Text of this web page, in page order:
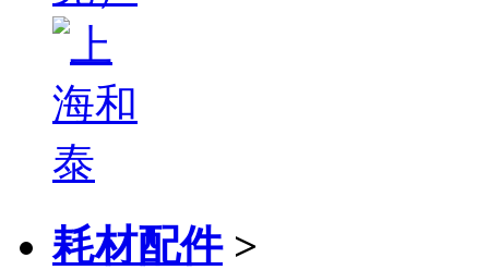
耗材配件 >